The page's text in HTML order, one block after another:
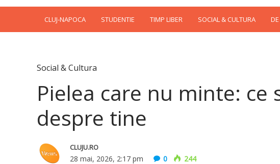
CLUJ-NAPOCA STUDENTIE TIMP LIBER SOCIAL & CULTURA
Social & Cultura
Pielea care nu minte: ce
despre tine
CLUJU.RO
28 mai, 2026, 2:17 pm 0 244